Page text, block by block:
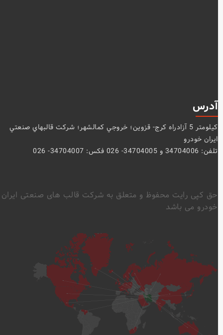
آدرس
كيلومتر 5 آزادراه كرج- قزوين؛ خروجي كمالشهر؛ شركت قالبهاي صنعتي
ايران خودرو
تلفن: 34704006 و 34704005- 026 فکس: 34704007- 026
حق کپی رایت محفوظ و متعلق به شرکت قالب های صنعتی ایران
خودرو می باشد